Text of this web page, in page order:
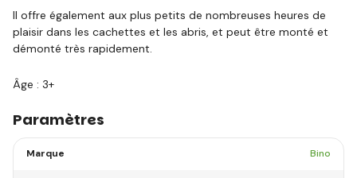
Il offre également aux plus petits de nombreuses heures de
plaisir dans les cachettes et les abris, et peut être monté et
démonté très rapidement.
Âge : 3+
Paramètres
Marque Bino